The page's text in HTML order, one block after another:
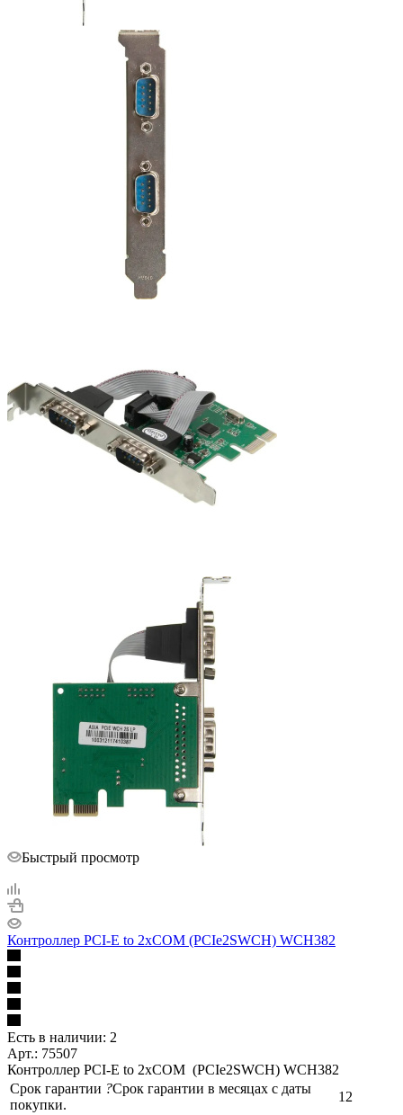
Быстрый просмотр
Контроллер PCI-E to 2xCOM (PCIe2SWCH) WCH382
Есть в наличии: 2
Арт.: 75507
Контроллер PCI-E to 2xCOM (PCIe2SWCH) WCH382
Срок гарантии ?Срок гарантии в месяцах с даты
покупки.
12